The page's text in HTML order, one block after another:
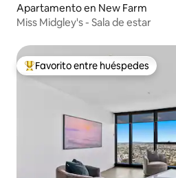
Apartamento en New Farm
Miss Midgley's - Sala de estar
Favorito entre huéspedes preferido
Favorito entre huéspedes